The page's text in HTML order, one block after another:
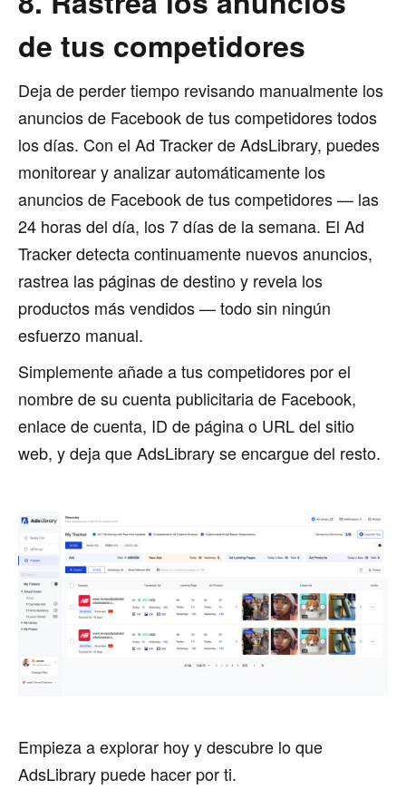
de tus competidores
Deja de perder tiempo revisando manualmente los
anuncios de Facebook de tus competidores todos
los días. Con el Ad Tracker de AdsLibrary, puedes
monitorear y analizar automáticamente los
anuncios de Facebook de tus competidores — las
24 horas del día, los 7 días de la semana. El Ad
Tracker detecta continuamente nuevos anuncios,
rastrea las páginas de destino y revela los
productos más vendidos — todo sin ningún
esfuerzo manual.
Simplemente añade a tus competidores por el
nombre de su cuenta publicitaria de Facebook,
enlace de cuenta, ID de página o URL del sitio
web, y deja que AdsLibrary se encargue del resto.
Empieza a explorar hoy y descubre lo que
AdsLibrary puede hacer por ti.